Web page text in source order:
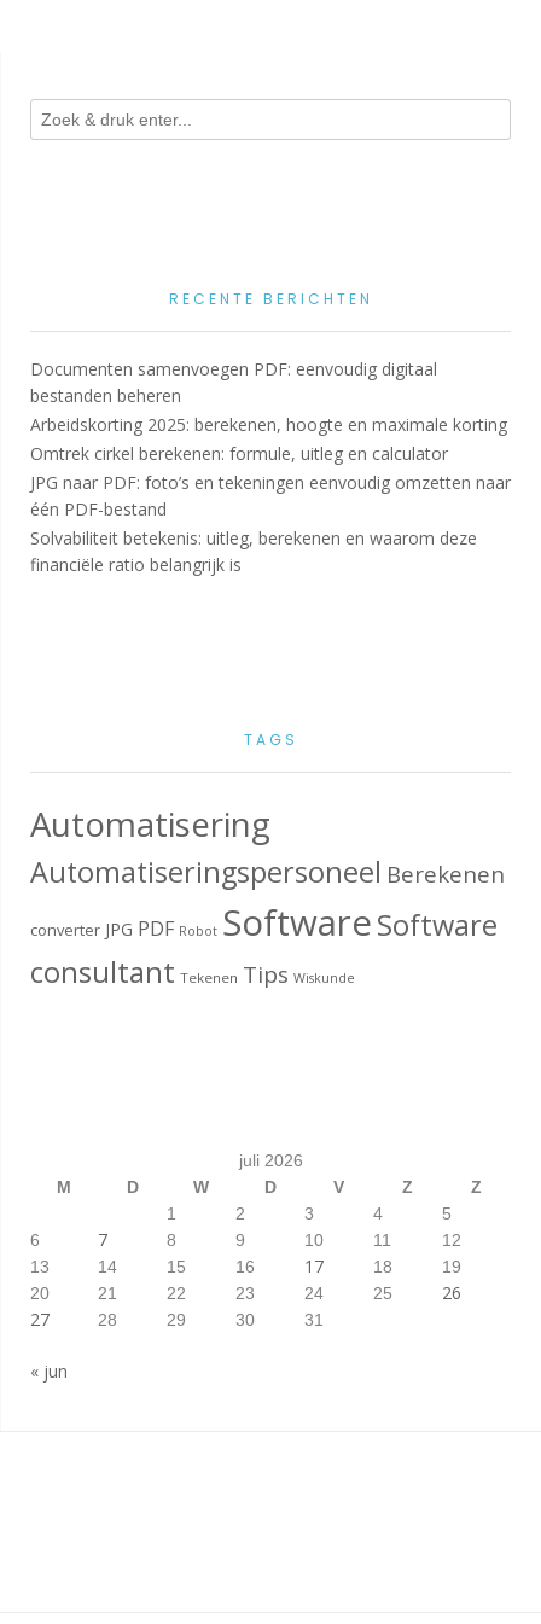
RECENTE BERICHTEN
Documenten samenvoegen PDF: eenvoudig digitaal
bestanden beheren
Arbeidskorting 2025: berekenen, hoogte en maximale korting
Omtrek cirkel berekenen: formule, uitleg en calculator
JPG naar PDF: foto’s en tekeningen eenvoudig omzetten naar
één PDF-bestand
Solvabiliteit betekenis: uitleg, berekenen en waarom deze
financiële ratio belangrijk is
TAGS
Automatisering
Automatiseringspersoneel Berekenen
converter JPG PDF Robot SoftwareSoftware
consultant Tekenen Tips Wiskunde
juli 2026
M
D W D V Z
Z
1
2 3 4
5
6
7 8 9 10 11
12
13
14 15 16 17 18
19
20
21 22 23 24 25
26
27
28 29 30 31
« jun